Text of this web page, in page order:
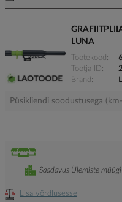
LUNA
Tootekood
Tootja ID
Bränd
Püsikliendi soodustusega
Lisa võrdlusesse
Saadavus Ülemiste